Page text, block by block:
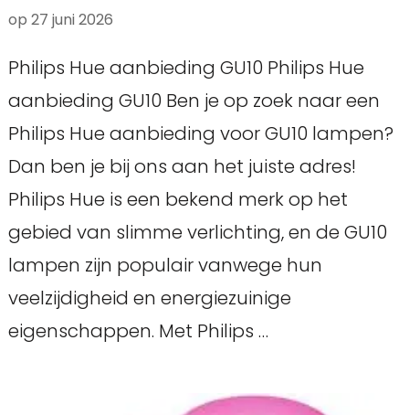
op 27 juni 2026
Philips Hue aanbieding GU10 Philips Hue
aanbieding GU10 Ben je op zoek naar een
Philips Hue aanbieding voor GU10 lampen?
Dan ben je bij ons aan het juiste adres!
Philips Hue is een bekend merk op het
gebied van slimme verlichting, en de GU10
lampen zijn populair vanwege hun
veelzijdigheid en energiezuinige
eigenschappen. Met Philips …